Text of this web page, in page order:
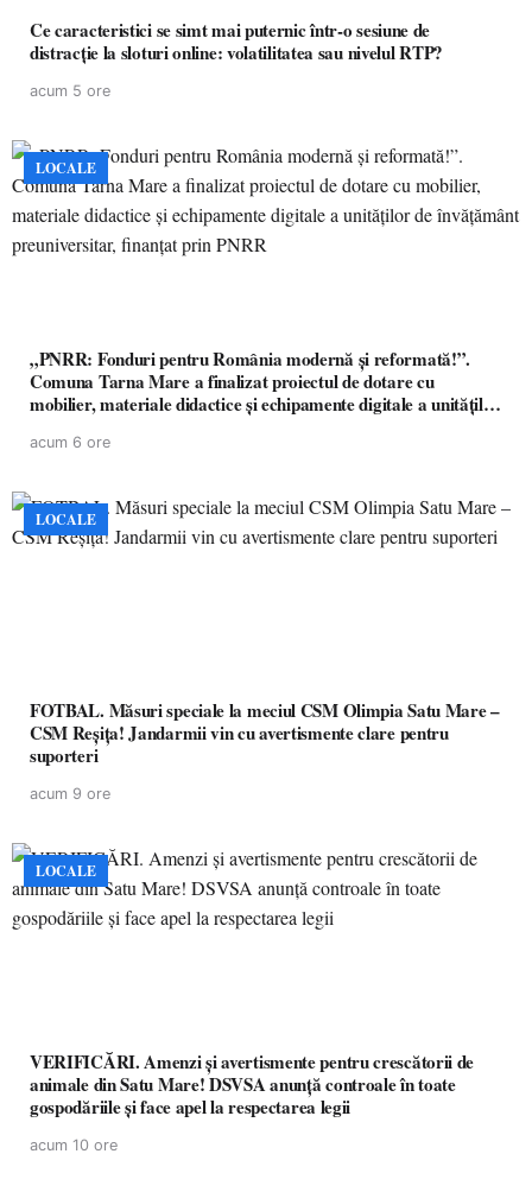
Ce caracteristici se simt mai puternic într-o sesiune de
distracție la sloturi online: volatilitatea sau nivelul RTP?
acum 5 ore
LOCALE
„PNRR: Fonduri pentru România modernă și reformată!”.
Comuna Tarna Mare a finalizat proiectul de dotare cu
mobilier, materiale didactice și echipamente digitale a unităților
acum 6 ore
LOCALE
FOTBAL. Măsuri speciale la meciul CSM Olimpia Satu Mare –
CSM Reșița! Jandarmii vin cu avertismente clare pentru
suporteri
acum 9 ore
LOCALE
VERIFICĂRI. Amenzi și avertismente pentru crescătorii de
animale din Satu Mare! DSVSA anunță controale în toate
gospodăriile și face apel la respectarea legii
acum 10 ore